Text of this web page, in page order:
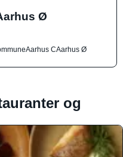
Ø
Aarhus CAarhus Ø
og